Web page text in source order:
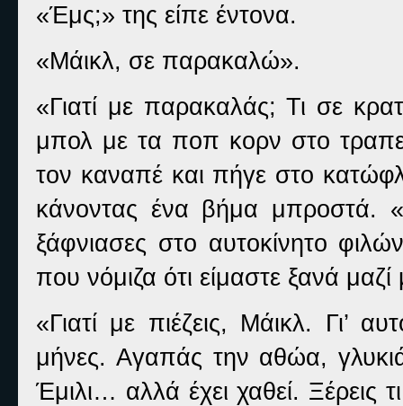
«Έμς;» της είπε έντονα.
«Μάικλ, σε παρακαλώ».
«Γιατί με παρακαλάς; Τι σε
μπολ με τα ποπ κορν στο
τον καναπέ και πήγε στο
κάνοντας ένα βήμα μπροστά.
ξάφνιασες στο αυτοκίνητο
που νόμιζα ότι είμαστε ξανά
«Γιατί με πιέζεις, Μάικλ. Γι’
μήνες. Αγαπάς την αθώα,
Έμιλι… αλλά έχει χαθεί. Ξέρεις